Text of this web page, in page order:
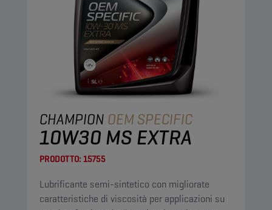
CHAMPION OEM SPECIFIC
10W30 MS EXTRA
PRODOTTO: 15755
Lubrificante semi-sintetico con migliorate
caratteristiche di viscosità per applicazioni su